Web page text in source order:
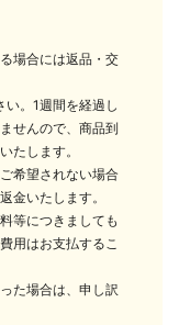
場合には返品・交
。1週間を経過し
せんので、商品到
たします。
希望されない場合
金いたします。
等につきましても
用はお支払するこ
た場合は、申し訳